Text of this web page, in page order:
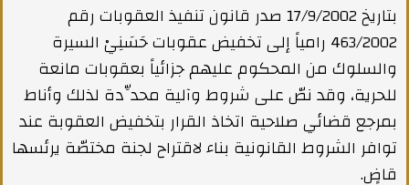
بتاريخ 17/9/2002 صدر قانون تنفيذ العقوبات رقم
463/2002 رامياً إلى تخفيض عقوبات حَسَنِيْ السيرة
والسلوك من المحكوم عليهم جزائياً بعقوبات مانعة
للحرية، وقد نصّ على شروط وآلية محدِّدة لذلك وأناط
بمرجع قضائي صلاحية اتخاذ القرار بتخفيض العقوبة عند
توافر الشروط القانونية بناء لاقتراح لجنة مختصّة يرئسها
قاضٍ.